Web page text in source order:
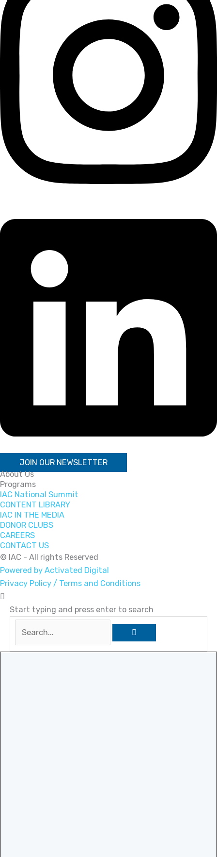
JOIN OUR NEWSLETTER
About Us
Programs
IAC National Summit
CONTENT LIBRARY
IAC IN THE MEDIA
DONOR CLUBS
CAREERS
CONTACT US
© IAC - All rights Reserved
Powered by Activated Digital
Privacy Policy / Terms and Conditions
Start typing and press enter to search